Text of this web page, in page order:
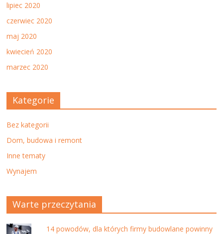
lipiec 2020
czerwiec 2020
maj 2020
kwiecień 2020
marzec 2020
Kategorie
Bez kategorii
Dom, budowa i remont
Inne tematy
Wynajem
Warte przeczytania
14 powodów, dla których firmy budowlane powinny